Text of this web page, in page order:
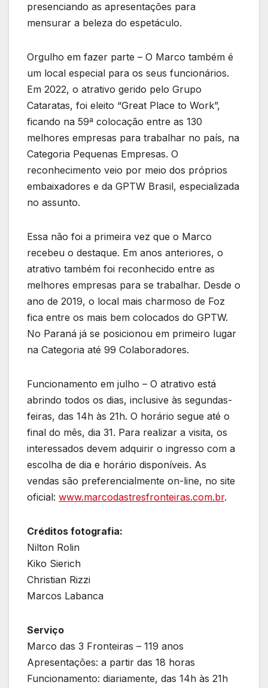
presenciando as apresentações para
mensurar a beleza do espetáculo.
Orgulho em fazer parte – O Marco também é
um local especial para os seus funcionários.
Em 2022, o atrativo gerido pelo Grupo
Cataratas, foi eleito “Great Place to Work”,
ficando na 59ª colocação entre as 130
melhores empresas para trabalhar no país, na
Categoria Pequenas Empresas. O
reconhecimento veio por meio dos próprios
embaixadores e da GPTW Brasil, especializada
no assunto.
Essa não foi a primeira vez que o Marco
recebeu o destaque. Em anos anteriores, o
atrativo também foi reconhecido entre as
melhores empresas para se trabalhar. Desde o
ano de 2019, o local mais charmoso de Foz
fica entre os mais bem colocados do GPTW.
No Paraná já se posicionou em primeiro lugar
na Categoria até 99 Colaboradores.
Funcionamento em julho – O atrativo está
abrindo todos os dias, inclusive às segundas-
feiras, das 14h às 21h. O horário segue até o
final do mês, dia 31. Para realizar a visita, os
interessados devem adquirir o ingresso com a
escolha de dia e horário disponíveis. As
vendas são preferencialmente on-line, no site
oficial: www.marcodastresfronteiras.com.br.
Créditos fotografia:
Nilton Rolin
Kiko Sierich
Christian Rizzi
Marcos Labanca
Serviço
Marco das 3 Fronteiras – 119 anos
Apresentações: a partir das 18 horas
Funcionamento: diariamente, das 14h às 21h